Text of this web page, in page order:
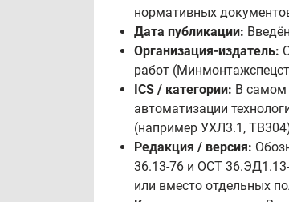
нормативных
Дата публикации:
Организация-издатель:
работ
ICS / категории: В самом
автоматизации
(например УХЛ3.1,
Редакция / версия:
36.13-76 и ОСТ
или вместо отдельных